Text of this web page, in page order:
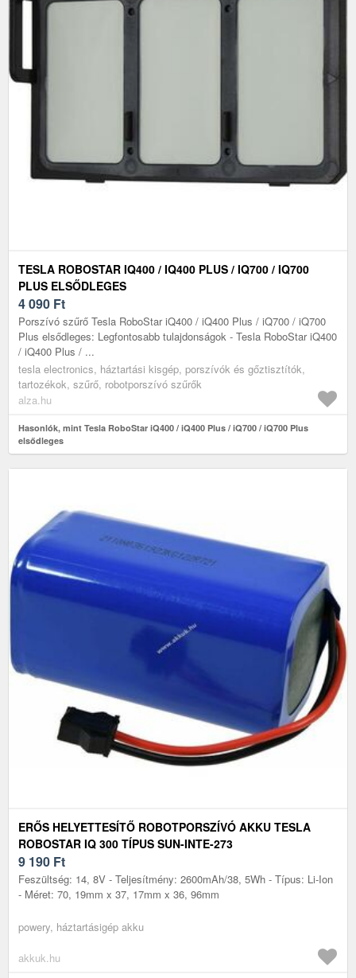
TESLA ROBOSTAR IQ400 / IQ400 PLUS / IQ700 / IQ700
PLUS ELSŐDLEGES
4 090 Ft
Porszívó szűrő Tesla RoboStar iQ400 / iQ400 Plus / iQ700 / iQ700
Plus elsődleges: Legfontosabb tulajdonságok - Tesla RoboStar iQ400
/ iQ400 Plus / ...
tesla electronics, háztartási kisgép, porszívók és gőztisztítók,
tartozékok, szűrő, robotporszívó szűrők
alza.hu
Hasonlók, mint Tesla RoboStar iQ400 / iQ400 Plus / iQ700 / iQ700 Plus
elsődleges
ERŐS HELYETTESÍTŐ ROBOTPORSZÍVÓ AKKU TESLA
ROBOSTAR IQ 300 TÍPUS SUN-INTE-273
9 190 Ft
Feszültség: 14, 8V - Teljesítmény: 2600mAh/38, 5Wh - Típus: Li-Ion
- Méret: 70, 19mm x 37, 17mm x 36, 96mm
powery, háztartásigép akku
akkuk.hu